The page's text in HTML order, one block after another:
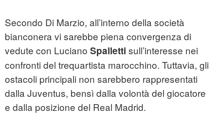
Secondo Di Marzio, all’interno della società
bianconera vi sarebbe piena convergenza di
vedute con Luciano Spalletti sull’interesse nei
confronti del trequartista marocchino. Tuttavia, gli
ostacoli principali non sarebbero rappresentati
dalla Juventus, bensì dalla volontà del giocatore
e dalla posizione del Real Madrid.